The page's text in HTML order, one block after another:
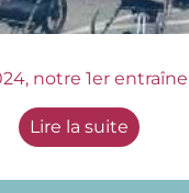
notre 1er
Lire la suite